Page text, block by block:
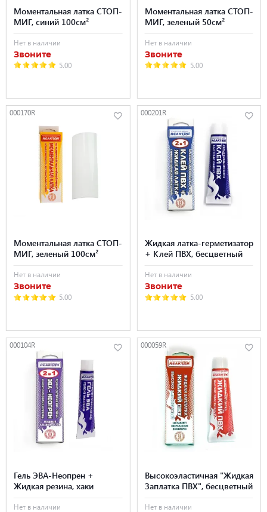
Моментальная латка СТОП-
МИГ, синий 100см²
Нет в наличии
Звоните
5.00
Моментальная латка СТОП-
МИГ, зеленый 50см²
Нет в наличии
Звоните
5.00
000170R
Моментальная латка СТОП-
МИГ, зеленый 100см²
Нет в наличии
Звоните
5.00
000201R
Жидкая латка-герметизатор
+ Клей ПВХ, бесцветный
Нет в наличии
Звоните
5.00
000104R
Гель ЭВА-Неопрен +
Жидкая резина, хаки
Нет в наличии
000059R
Высокоэластичная "Жидкая
Заплатка ПВХ", бесцветный
Нет в наличии